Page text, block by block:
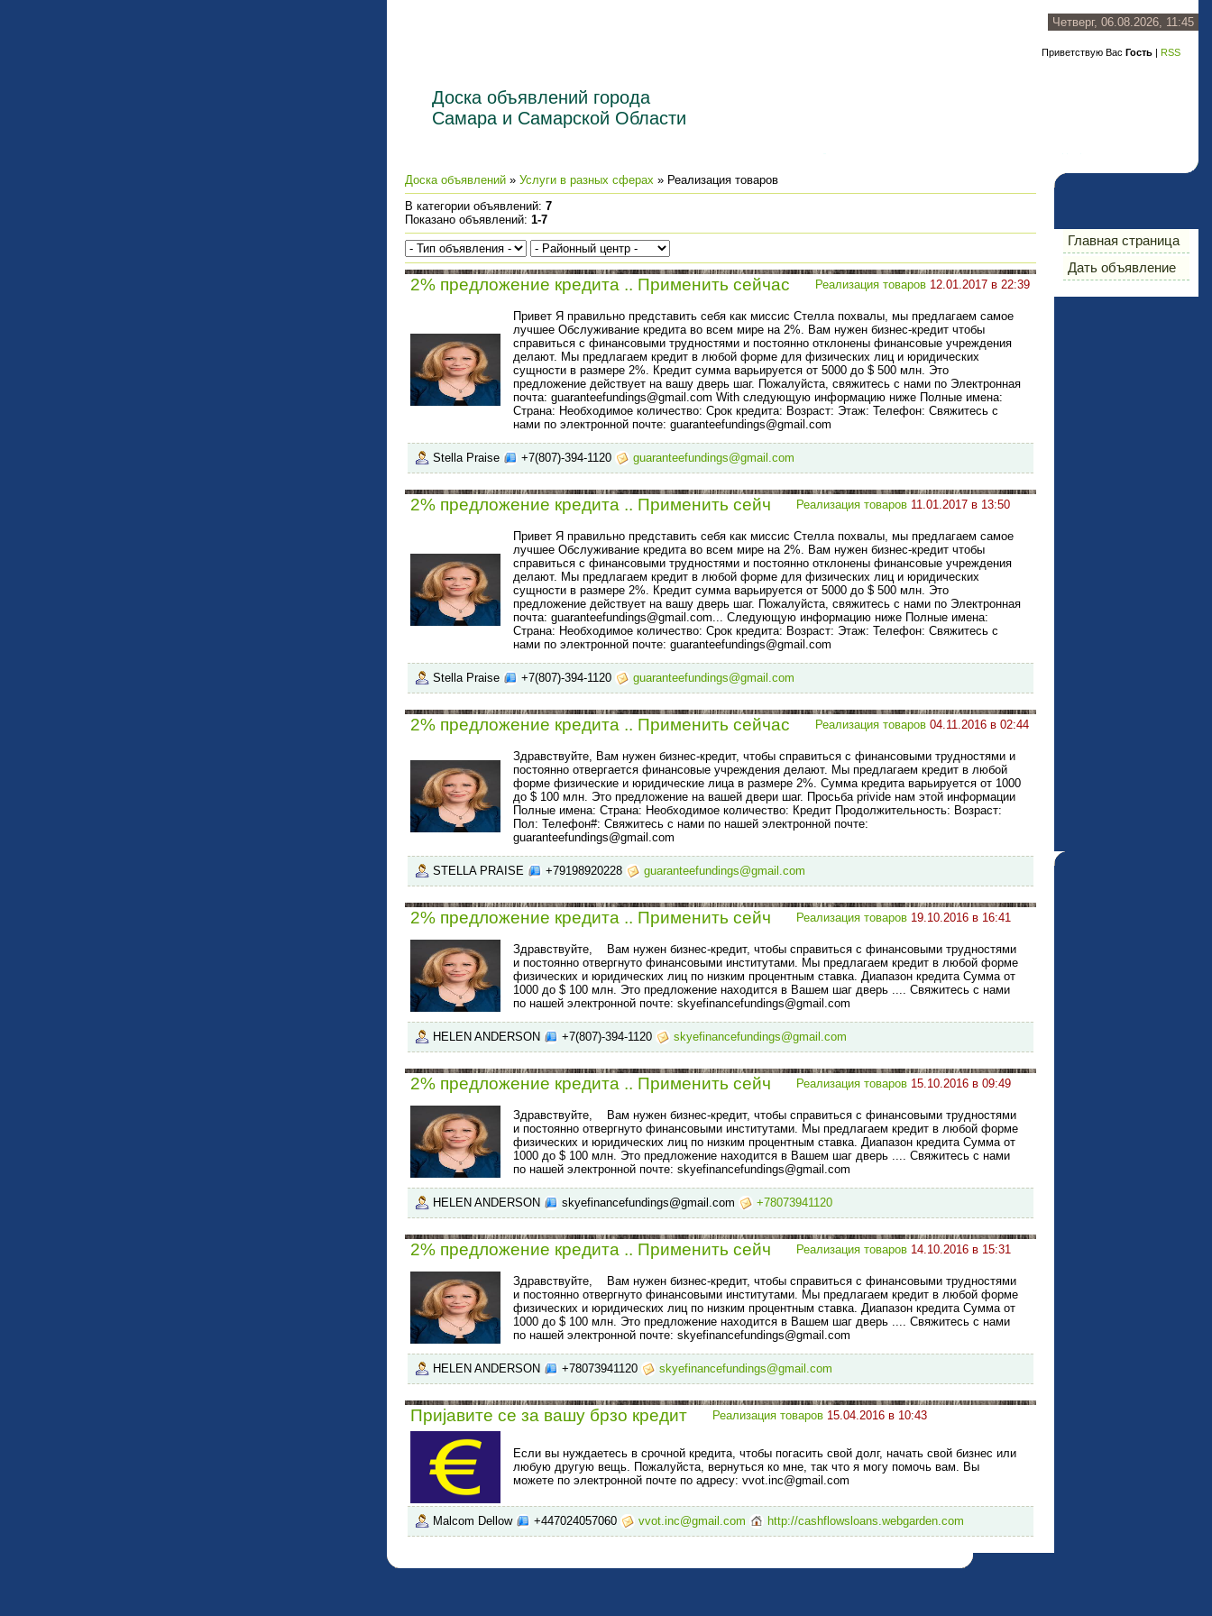
Четверг, 06.08.2026, 11:45
Приветствую Вас Гость | RSS
Доска объявлений города
Самара и Самарской Области
Доска объявлений » Услуги в разных сферах » Реализация товаров
В категории объявлений: 7
Показано объявлений: 1-7
2% предложение кредита .. Применить сейчас Реализация товаров 12.01.2017 в 22:39
Привет Я правильно представить себя как миссис Стелла похвалы, мы предлагаем самое
лучшее Обслуживание кредита во всем мире на 2%. Вам нужен бизнес-кредит чтобы
справиться с финансовыми трудностями и постоянно отклонены финансовые учреждения
делают. Мы предлагаем кредит в любой форме для физических лиц и юридических
сущности в размере 2%. Кредит сумма варьируется от 5000 до $ 500 млн. Это
предложение действует на вашу дверь шаг. Пожалуйста, свяжитесь с нами по Электронная
почта: guaranteefundings@gmail.com With следующую информацию ниже Полные имена:
Страна: Необходимое количество: Срок кредита: Возраст: Этаж: Телефон: Свяжитесь с
нами по электронной почте: guaranteefundings@gmail.com
Stella Praise +7(807)-394-1120 guaranteefundings@gmail.com
2% предложение кредита .. Применить сейч Реализация товаров 11.01.2017 в 13:50
Привет Я правильно представить себя как миссис Стелла похвалы, мы предлагаем самое
лучшее Обслуживание кредита во всем мире на 2%. Вам нужен бизнес-кредит чтобы
справиться с финансовыми трудностями и постоянно отклонены финансовые учреждения
делают. Мы предлагаем кредит в любой форме для физических лиц и юридических
сущности в размере 2%. Кредит сумма варьируется от 5000 до $ 500 млн. Это
предложение действует на вашу дверь шаг. Пожалуйста, свяжитесь с нами по Электронная
почта: guaranteefundings@gmail.com... Следующую информацию ниже Полные имена:
Страна: Необходимое количество: Срок кредита: Возраст: Этаж: Телефон: Свяжитесь с
нами по электронной почте: guaranteefundings@gmail.com
Stella Praise +7(807)-394-1120 guaranteefundings@gmail.com
2% предложение кредита .. Применить сейчас Реализация товаров 04.11.2016 в 02:44
Здравствуйте, Вам нужен бизнес-кредит, чтобы справиться с финансовыми трудностями и
постоянно отвергается финансовые учреждения делают. Мы предлагаем кредит в любой
форме физические и юридические лица в размере 2%. Сумма кредита варьируется от 1000
до $ 100 млн. Это предложение на вашей двери шаг. Просьба privide нам этой информации
Полные имена: Страна: Необходимое количество: Кредит Продолжительность: Возраст:
Пол: Телефон#: Свяжитесь с нами по нашей электронной почте:
guaranteefundings@gmail.com
STELLA PRAISE +79198920228 guaranteefundings@gmail.com
2% предложение кредита .. Применить сейч Реализация товаров 19.10.2016 в 16:41
Здравствуйте, Вам нужен бизнес-кредит, чтобы справиться с финансовыми трудностями
и постоянно отвергнуто финансовыми институтами. Мы предлагаем кредит в любой форме
физических и юридических лиц по низким процентным ставка. Диапазон кредита Сумма от
1000 до $ 100 млн. Это предложение находится в Вашем шаг дверь .... Свяжитесь с нами
по нашей электронной почте: skyefinancefundings@gmail.com
HELEN ANDERSON +7(807)-394-1120 skyefinancefundings@gmail.com
2% предложение кредита .. Применить сейч Реализация товаров 15.10.2016 в 09:49
Здравствуйте, Вам нужен бизнес-кредит, чтобы справиться с финансовыми трудностями
и постоянно отвергнуто финансовыми институтами. Мы предлагаем кредит в любой форме
физических и юридических лиц по низким процентным ставка. Диапазон кредита Сумма от
1000 до $ 100 млн. Это предложение находится в Вашем шаг дверь .... Свяжитесь с нами
по нашей электронной почте: skyefinancefundings@gmail.com
HELEN ANDERSON skyefinancefundings@gmail.com +78073941120
2% предложение кредита .. Применить сейч Реализация товаров 14.10.2016 в 15:31
Здравствуйте, Вам нужен бизнес-кредит, чтобы справиться с финансовыми трудностями
и постоянно отвергнуто финансовыми институтами. Мы предлагаем кредит в любой форме
физических и юридических лиц по низким процентным ставка. Диапазон кредита Сумма от
1000 до $ 100 млн. Это предложение находится в Вашем шаг дверь .... Свяжитесь с нами
по нашей электронной почте: skyefinancefundings@gmail.com
HELEN ANDERSON +78073941120 skyefinancefundings@gmail.com
Пријавите се за вашу брзо кредит Реализация товаров 15.04.2016 в 10:43
Если вы нуждаетесь в срочной кредита, чтобы погасить свой долг, начать свой бизнес или
любую другую вещь. Пожалуйста, вернуться ко мне, так что я могу помочь вам. Вы
можете по электронной почте по адресу: vvot.inc@gmail.com
Malcom Dellow +447024057060 vvot.inc@gmail.com http://cashflowsloans.webgarden.com
Главная страница
Дать объявление